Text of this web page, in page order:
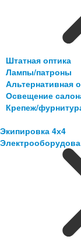
Штатная оптика
Лампы/патроны
Альтернативная
Освещение
Крепеж/
Экипировка 4х4